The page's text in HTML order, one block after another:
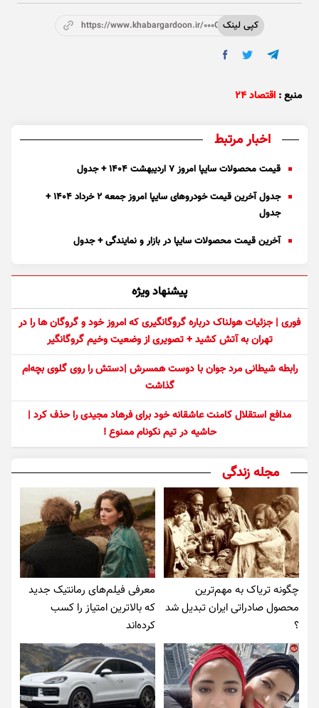
کپی لینکhttps://www.khabargardoon.ir/000OWK
منبع : اقتصاد ۲۴
اخبار مرتبط
قیمت محصولات سایپا امروز ۷ اردیبهشت ۱۴۰۴ + جدول
جدول آخرین قیمت خودرو‌های سایپا امروز جمعه ۲ خرداد ۱۴۰۴ +
جدول
آخرین قیمت محصولات سایپا در بازار و نمایندگی + جدول
پیشنهاد ویژه
فوری | جزئیات هولناک درباره گروگانگیری که امروز خود و گروگان ها را در
تهران به آتش کشید + تصویری از وضعیت وخیم گروگانگیر
رابطه شیطانی مرد جوان با دوست همسرش |دستش را روی گلوی بچه‌ام
گذاشت
مدافع استقلال کامنت عاشقانه خود برای فرهاد مجیدی را حذف کرد |
حاشیه در تیم نکونام ممنوع !
مجله زندگی
چگونه تریاک به مهم‌ترین
محصول صادراتی ایران تبدیل شد
؟
معرفی فیلم‌های رمانتیک جدید
که بالاترین امتیاز را کسب
کرده‌اند